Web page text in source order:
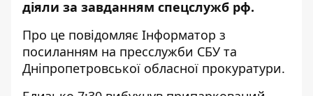
діяли за завданням спецслужб рф.
Про це повідомляє Інформатор з
посиланням на пресслужби СБУ та
Дніпропетровської обласної прокуратури.